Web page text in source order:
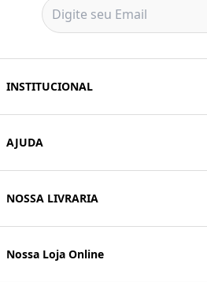
INSTITUCIONAL
AJUDA
NOSSA LIVRARIA
Nossa Loja Online